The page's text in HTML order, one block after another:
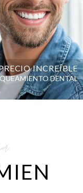
INCREÍBLE
DENTAL